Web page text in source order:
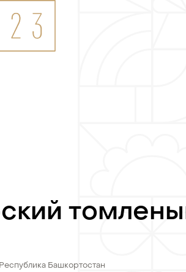
Республика Башкортостан